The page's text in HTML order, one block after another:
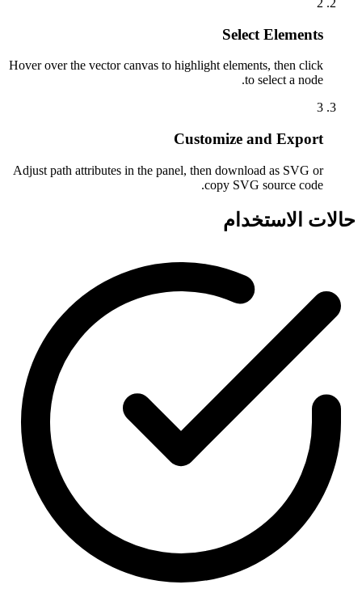
2
Select Elements
Hover over the vector canvas to highlight elements, then click
to select a node.
3
Customize and Export
Adjust path attributes in the panel, then download as SVG or
copy SVG source code.
حالات الاستخدام